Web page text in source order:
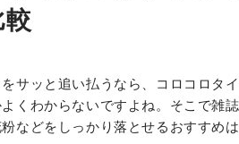
サッと追い払うなら、コロコロタ
くわからないですよね。そこで雑
などをしっかり落とせるおすすめ